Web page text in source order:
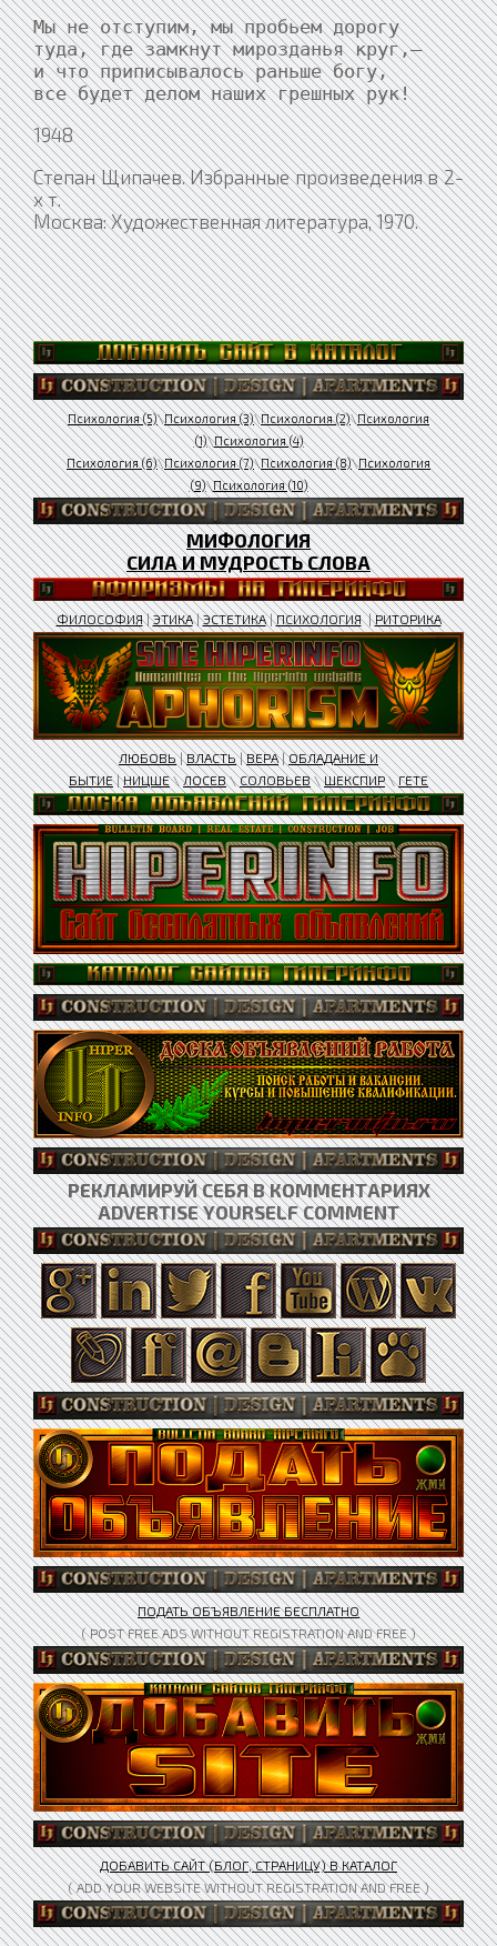
Мы не отступим, мы пробьем дорогу
туда, где замкнут мирозданья круг,—
и что приписывалось раньше богу,
все будет делом наших грешных рук!
1948
Степан Щипачев. Избранные произведения в 2-
х т.
Москва: Художественная литература, 1970.
Психология (5)\Психология (3)\Психология (2)\Психология
(1)\Психология (4)
Психология (6)\Психология (7)\Психология (8)\Психология
(9)\Психология (10)
МИФОЛОГИЯ
СИЛА И МУДРОСТЬ СЛОВА
ФИЛОСОФИЯ|ЭТИКА|ЭСТЕТИКА|ПСИХОЛОГИЯ|РИТОРИКА
ЛЮБОВЬ|ВЛАСТЬ|ВЕРА|ОБЛАДАНИЕ И
БЫТИЕ|НИЦШЕ\ЛОСЕВ\СОЛОВЬЕВ\ШЕКСПИР\ГЕТЕ
РЕКЛАМИРУЙ СЕБЯ В КОММЕНТАРИЯХ
ADVERTISE YOURSELF COMMENT
ПОДАТЬ ОБЪЯВЛЕНИЕ БЕСПЛАТНО
( POST FREE ADS WITHOUT REGISTRATION AND FREE )
ДОБАВИТЬ САЙТ (БЛОГ, СТРАНИЦУ) В КАТАЛОГ
( ADD YOUR WEBSITE WITHOUT REGISTRATION AND FREE )